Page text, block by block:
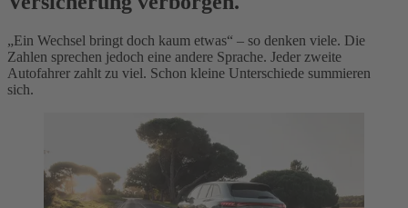
„Ein Wechsel bringt doch kaum etwas“ – so denken viele. Die
Zahlen sprechen jedoch eine andere Sprache. Jeder zweite
Autofahrer zahlt zu viel. Schon kleine Unterschiede summieren
sich.